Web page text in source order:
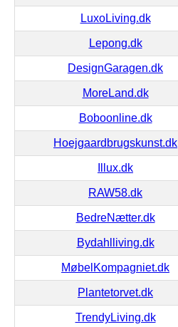
LuxoLiving.dk
Lepong.dk
DesignGaragen.dk
MoreLand.dk
Boboonline.dk
Hoejgaardbrugskunst.dk
Illux.dk
RAW58.dk
BedreNætter.dk
Bydahlliving.dk
MøbelKompagniet.dk
Plantetorvet.dk
TrendyLiving.dk